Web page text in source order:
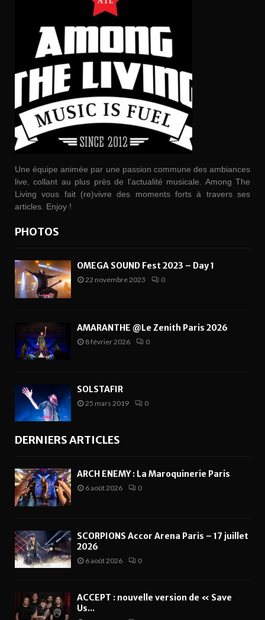
Une équipe animée par une passion commune des ambiances
live, collant au plus près de l’actualité musicale. Among The
Living vous fait (re)vivre des moments forts à travers ses
articles. Enjoy !
PHOTOS
OMEGA SOUND Fest 2023 – Day 1
22 novembre 2023 0
AMARANTHE @Le Zenith Paris 2026
8 février 2026 0
SOLSTAFIR
25 mars 2019 0
DERNIERS ARTICLES
ARCH ENEMY : La Maroquinerie Paris
6 août 2026 0
SCORPIONS Accor Arena Paris – 17 juillet
2026
6 août 2026 0
ACCEPT : nouvelle version de « Save
Us...